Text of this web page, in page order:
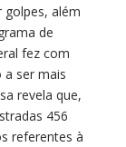
além
de
fez com
a ser mais
revela que,
456
referentes à